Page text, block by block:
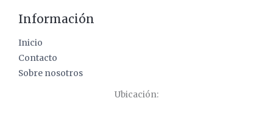
Información
Inicio
Contacto
Sobre nosotros
Ubicación: